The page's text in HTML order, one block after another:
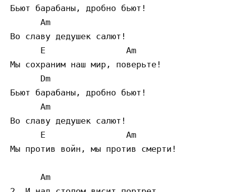
Бьют барабаны, дробно бьют!
      Am
Во славу дедушек салют!
      E                Am
Мы сохраним наш мир, поверьте!
      Dm
Бьют барабаны, дробно бьют!
      Am
Во славу дедушек салют!
      E                Am
Мы против войн, мы против смерти!
      Am